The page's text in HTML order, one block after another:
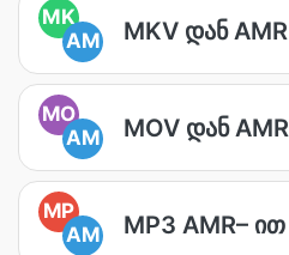
MK
AM
MKV დან AMR
MO
AM
MOV დან AMR
MP
AM
MP3 AMR– ით